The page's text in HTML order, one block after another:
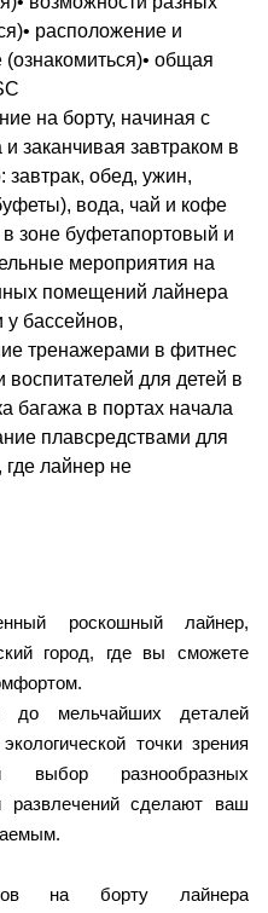
роскошный лайнер,
город, где вы сможете
до мельчайших деталей
точки зрения
выбор разнообразных
сделают ваш
на борту лайнера
расположение и
общая
на борту, начиная с
заканчивая завтраком в
обед, ужин,
вода, чай и кофе
в зоне буфетапортовый и
мероприятия на
помещений лайнера
у бассейнов,
тренажерами в фитнес
воспитателей для детей в
багажа в портах начала
плавсредствами для
где лайнер не